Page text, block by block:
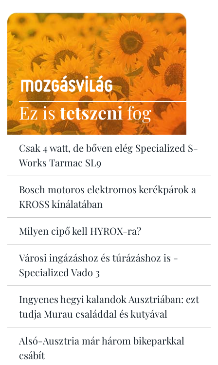
Ez istetszenifog
Csak 4 watt, de bőven elég Specialized S-
Works Tarmac SL9
Bosch motoros elektromos kerékpárok a
KROSS kínálatában
Milyen cipő kell HYROX-ra?
Városi ingázáshoz és túrázáshoz is -
Specialized Vado 3
Ingyenes hegyi kalandok Ausztriában: ezt
tudja Murau családdal és kutyával
Alsó-Ausztria már három bikeparkkal
csábít